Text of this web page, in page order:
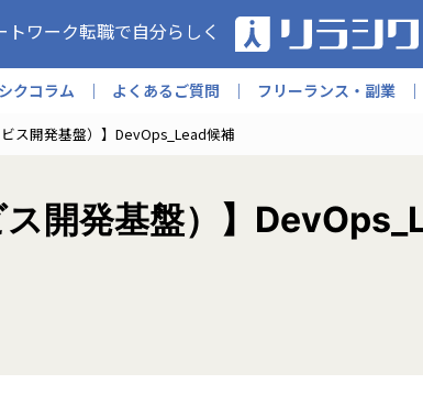
トワーク転職で自分らしく
クコラム よくあるご質問 フリーランス・副業
ス開発基盤）】DevOps_Lead候補
開発基盤）】